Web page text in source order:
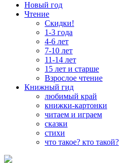
Новый год
Чтение
Скидки!
1-3 года
4-6 лет
7-10 лет
11-14 лет
15 лет и старше
Взрослое чтение
Книжный гид
любимый край
книжки-картонки
читаем и играем
сказки
стихи
что такое? кто такой?